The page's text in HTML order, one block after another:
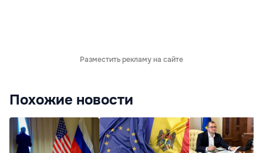
Разместить рекламу на сайте
Похожие новости